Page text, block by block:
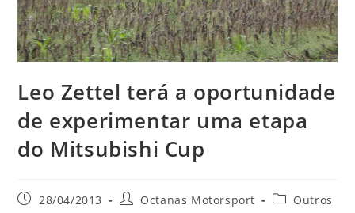
Leo Zettel terá a oportunidade
de experimentar uma etapa
do Mitsubishi Cup
28/04/2013 Octanas Motorsport Outros